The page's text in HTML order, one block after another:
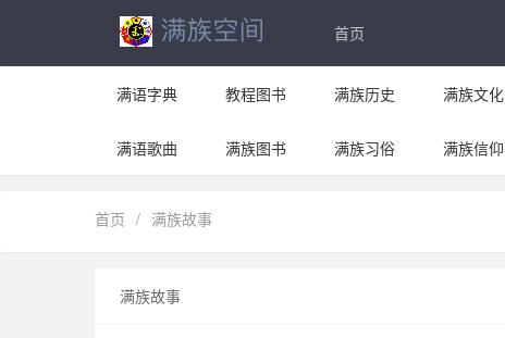
首页
满语字典 教程图书 满族历史 满族文化
满语歌曲 满族图书 满族习俗 满族信仰
首页 / 满族故事
满族故事